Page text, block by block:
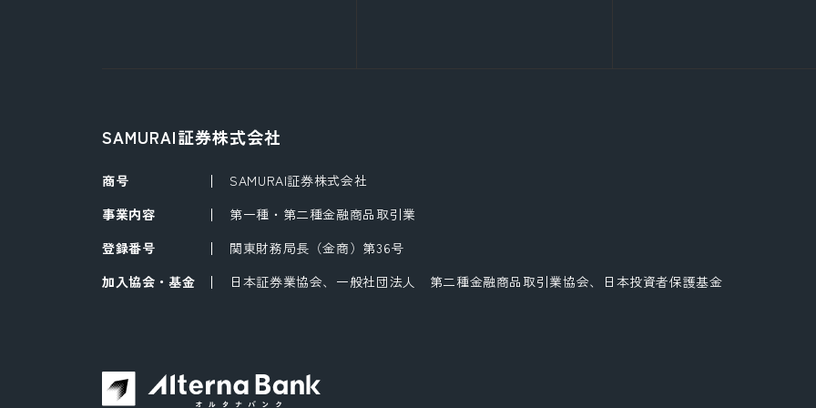
SAMURAI証券株式会社
商号
SAMURAI証券株式会社
事業内容
第一種・第二種金融商品取引業
登録番号
関東財務局長（金商）第36号
加入協会・基金
日本証券業協会、一般社団法人 第二種金融商品取引業協会、日本投資者保護基金